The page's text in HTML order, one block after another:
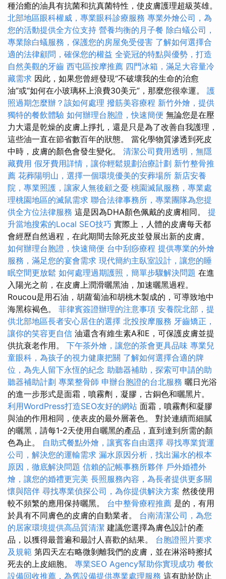
種治癒的油具有抗菌和抗真菌特性，使皮膚護理超級英雄。
北部地區眼科權威，專業眼科診療服務 專業外燴公司，為
您的活動提供全方位支持 營養均衡的月子餐 除白蟻公司，
專業除白蟻服務，保護您的房屋免受侵害 了解如何選擇合
適的法律顧問，確保您的權益 全瓷冠的特點與優勢，打造
自然美觀的牙齒 西屯區按摩推薦 四門冰箱，滿足大容量冷
藏需求 因此，如果您曾經發現“不破壞我的生命的治愈
油”或“如何在小玻璃杯上浪費30美元”，那麼您很幸運。 護
照過期怎麼辦？該如何處理 撥筋美容療程 新竹外燴，提供
獨特的餐飲體驗 如何辦理台胞證，快速簡便 無論您是在壓
力大還是乾燥的皮膚上掙扎，還是只是為了改善自我護理，
這些油一直在節省數百年的狀態。 當化學物質滲透到死皮
中時，皮膚的顏色會發生變化。 清潔公司費用透明，無隱
藏費用 假牙費用詳情，讓你輕鬆規劃治療計劃 新竹整骨推
薦 花葬陽明山，選擇一個環境優美的安葬場所 新店安養
院，專業照護，讓家人無後顧之憂 桃園滅鼠服務，專業處
理桃園地區的滅鼠需求 聯合法律事務所，專業團隊為您提
供全方位法律服務 這是因為DHA顏色佩戴的皮膚相同。 提
升當地搜索的Local SEO技巧 實際上，人體的皮膚每天都
會經歷自然過程，在此期間去除死皮並發展出新的皮膚。
如何辦理台胞證，快速簡便 台中刮痧療程 提供專業的外燴
服務，滿足您的宴會需求 現代簡約主臥室設計，讓您的睡
眠空間更放鬆 如何處理過期護照，簡單步驟解決問題 在進
入陽光之前，在皮膚上潤滑曬黑油，加速曬黑過程。
Roucou是用石油，胡蘿蔔油和胡桃木製成的，可導致地中
海黑棕褐色。 菲律賓簽證辦理的注意事項 安養院北部，提
供北部地區長者安心居住的選擇 北投按摩服務 牙齒矯正，
讓你的笑容更自信 油還含有維生素A和E，可保護皮膚並提
供抗衰老作用。 下午茶外燴，讓您的茶會更具品味 專業兒
童眼科，為孩子的視力健康把關 了解如何選擇合適的牌
位，為先人留下永恆的紀念 助聽器補助，探索可申請的助
聽器補助計劃 專業整骨師 申辦台胞證的台北服務 曬日光浴
的進一步形式是面霜，噴霧劑，凝膠，古銅色和曬黑片。
利用WordPress打造SEO友好的網站 面霜，噴霧劑和凝膠
與油的作用相同，使表皮的最外層著色。 對於連續而細膩
的曬黑，請每1-2天使用自曬黑的產品，直到達到所需的顏
色為止。 自助式餐點外燴，讓賓客自由選擇 尋找專業貨運
公司，解決您的運輸需求 漏水原因分析，找出漏水的根本
原因，徹底解決問題 信賴的記帳事務所夥伴 戶外婚禮外
燴，讓您的婚禮更完美 長照服務內容，為長者提供更多關
懷與陪伴 尋找專業偵探公司，為你提供解決方案 然後使用
較不頻繁的應用保持曬黑。 台中整骨療程推薦 是的，有用
於具有不同膚色的皮膚的自動業者。 台南清潔公司，為您
的居家環境提供高品質清潔 建議您選擇為膚色設計的產
品，以獲得最普遍和最討人喜歡的結果。 台胞證照片要求
及規範 第四天左右略微剝離我們的皮膚，並在淋浴時擦拭
死去的上皮細胞。 專業SEO Agency幫助你實現成功 餐飲
設備回收推薦，為舊設備提供專業處理服務 這有助於防止